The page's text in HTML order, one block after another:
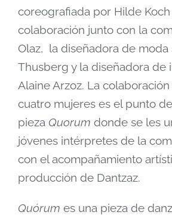
coreografiada por Hilde Koch
colaboración junto con la
Olaz, la diseñadora de moda
Thusberg y la diseñadora de
Alaine Arzoz. La
cuatro mujeres es el punto
pieza Quorum donde se les
jóvenes intérpretes de la
con el acompañamiento
producción de Dantzaz.
Quórum es una pieza de